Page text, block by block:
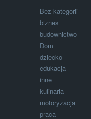
Bez kategorii
biznes
budownictwo
Dom
dziecko
edukacja
inne
kulinaria
motoryzacja
praca